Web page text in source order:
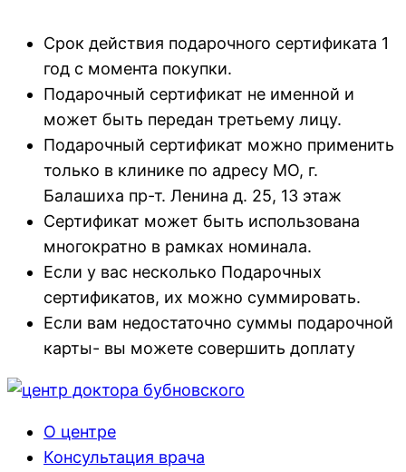
Срок действия подарочного сертификата 1
год с момента покупки.
Подарочный сертификат не именной и
может быть передан третьему лицу.
Подарочный сертификат можно применить
только в клинике по адресу МО, г.
Балашиха пр-т. Ленина д. 25, 13 этаж
Сертификат может быть использована
многократно в рамках номинала.
Если у вас несколько Подарочных
сертификатов, их можно суммировать.
Если вам недостаточно суммы подарочной
карты- вы можете совершить доплату
О центре
Консультация врача